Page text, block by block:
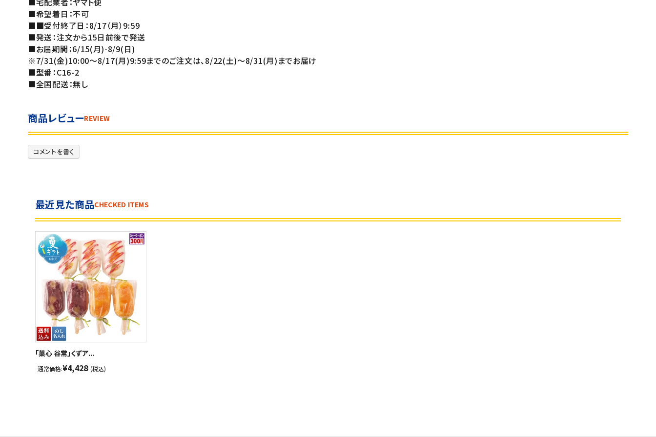
■希望着日：不可
■■受付終了日：8/17（月）9:59
■発送：注文から15日前後で発送
■お届期間：6/15(月)-8/9(日)
※7/31(金)10:00～8/17(月)9:59までのご注文は、8/22(土)～8/31(月)までお届け
■型番：C16-2
■全国配送：無し
商品レビューREVIEW
コメントを書く
最近見た商品CHECKED ITEMS
「菓心 谷常」くずア...
通常価格:¥4,428 (税込)